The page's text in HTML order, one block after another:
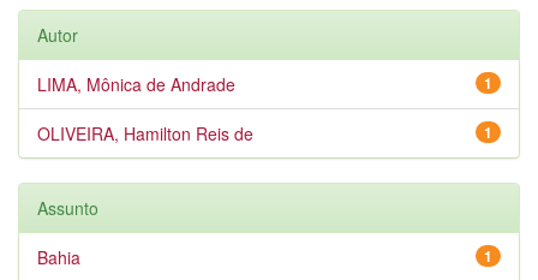
Autor
1
LIMA, Mônica de Andrade
1
OLIVEIRA, Hamilton Reis de
Assunto
1
Bahia